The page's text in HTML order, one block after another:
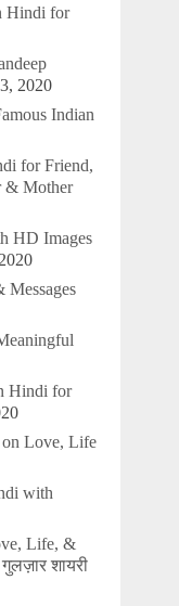
Hindi for
2020
Indian
for Friend,
& Mother
HD Images
Hindi for
Love, Life
with
Life, &
शायरी